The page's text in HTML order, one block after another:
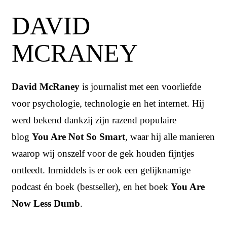
DAVID
MCRANEY
David McRaney is journalist met een voorliefde
voor psychologie, technologie en het internet. Hij
werd bekend dankzij zijn razend populaire
blog You Are Not So Smart, waar hij alle manieren
waarop wij onszelf voor de gek houden fijntjes
ontleedt. Inmiddels is er ook een gelijknamige
podcast én boek (bestseller), en het boek You Are
Now Less Dumb.